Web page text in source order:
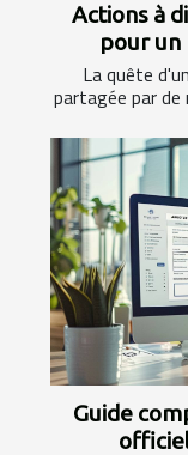
Actions à
pour un
La quête
partagée par de
Guide